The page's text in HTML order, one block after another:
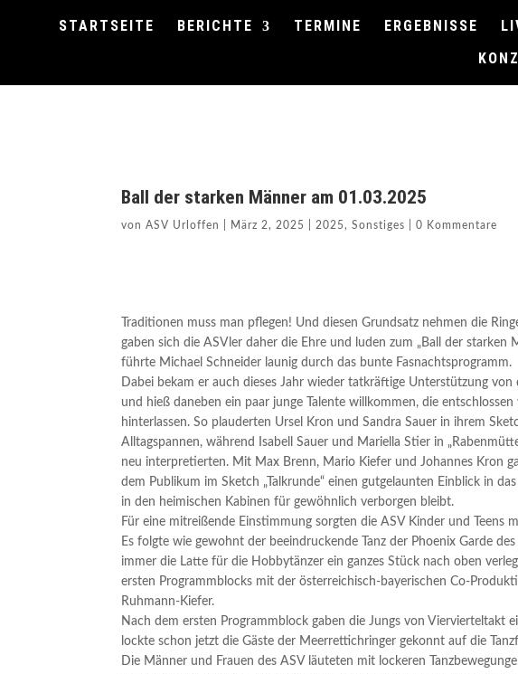
STARTSEITE BERICHTE TERMINE ERGEBNISSE
Ball der starken Männer am 01.03.2025
vonASV Urloffen März 2, 2025 2025,Sonstiges |0 Kommentare
Traditionen muss man pflegen! Und diesen Grundsatz nehmen die
gaben sich die ASVler daher die Ehre und luden zum „Ball der
führte Michael Schneider launig durch das bunte Fasnachtsprogramm.
Dabei bekam er auch dieses Jahr wieder tatkräftige Unterstützung
und hieß daneben ein paar junge Talente willkommen, die
hinterlassen. So plauderten Ursel Kron und Sandra Sauer in ihrem
Alltagspannen, während Isabell Sauer und Mariella Stier in
neu interpretierten. Mit Max Brenn, Mario Kiefer und Johannes Kron
dem Publikum im Sketch „Talkrunde“ einen gutgelaunten Einblick in
in den heimischen Kabinen für gewöhnlich verborgen bleibt.
Für eine mitreißende Einstimmung sorgten die ASV Kinder und Teens
Es folgte wie gewohnt der beeindruckende Tanz der Phoenix Garde
immer die Latte für die Hobbytänzer ein ganzes Stück nach oben
ersten Programmblocks mit der österreichisch-bayerischen Co-
Ruhmann-Kiefer.
Nach dem ersten Programmblock gaben die Jungs von Viervierteltakt
lockte schon jetzt die Gäste der Meerrettichringer gekonnt auf die
Die Männer und Frauen des ASV läuteten mit lockeren